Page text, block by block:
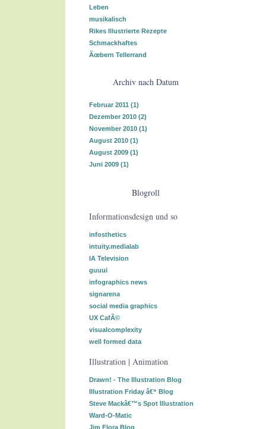
Leben
musikalisch
Rikes Illustrierte Rezepte
Schmackhaftes
Ãœbern Tellerrand
Archiv nach Datum
Februar 2011 (1)
Dezember 2010 (2)
November 2010 (1)
August 2010 (1)
August 2009 (1)
Juni 2009 (1)
Blogroll
Informationsdesign und so
infosthetics
intuity.medialab
IA Television
guuui
infographics news
signarena
social media graphics
UX CafÃ©
visualcomplexity
well formed data
Illustration | Animation
Drawn! - The Illustration Blog
Illustration Friday â€“ Blog
Steve Mackâ€™s Spot Illustration
Ward-O-Matic
Jim Flora Blog